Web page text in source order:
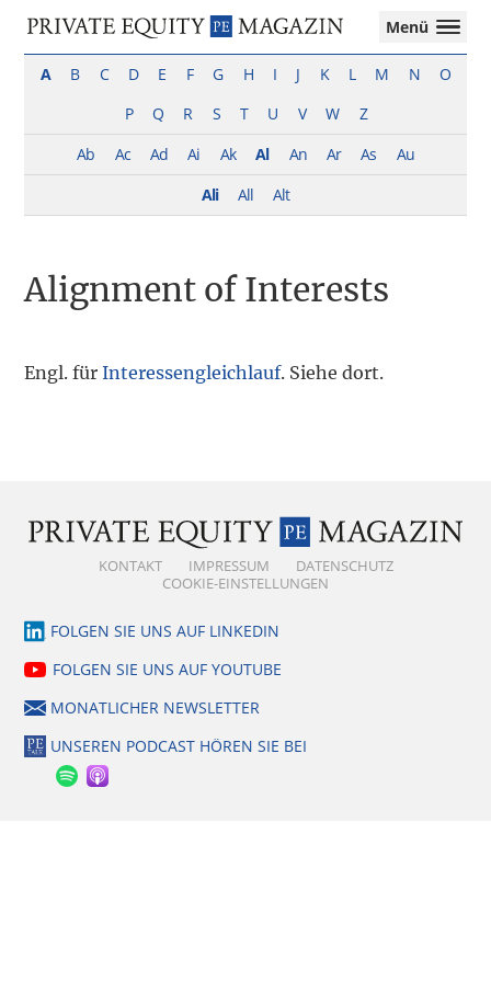
Zur
Zum
Private
Equity
Magazin
Das
Onlinemagazin
Private
Equity-
–
Funds
I
Tax
Menü
A B C D E F G H I J K L M N
O
P
Q R S T U V W
Z
Ab
Ac Ad Ai Ak Al An Ar As
Au
Ali
All Alt
Alignment of Interests
Engl. fürInteressengleichlauf. Siehe dort.
KONTAKT IMPRESSUM
DATENSCHUTZ
COOKIE-EINSTELLUNGEN
FOLGEN SIE UNS AUF LINKEDIN
FOLGEN SIE UNS AUF YOUTUBE
MONATLICHER NEWSLETTER
UNSEREN PODCAST HÖREN SIE BEI